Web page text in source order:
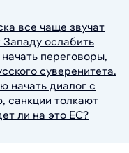
все чаще звучат
ослабить
переговоры,
суверенитета.
начать диалог с
санкции толкают
ли на это ЕС?